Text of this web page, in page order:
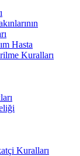
Hasta
Kuralları
Kuralları